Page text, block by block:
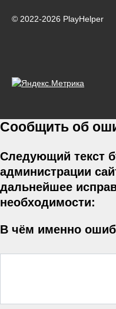
© 2022-2026 PlayHelper
Сообщить об
Следующий текст
администрации
дальнейшее
необходимости:
В чём именно